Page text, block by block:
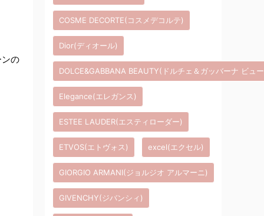
の
COSME DECORTE(コスメデコルテ)
Dior(ディオール)
DOLCE&GABBANA BEAUTY(ドルチェ＆ガッバーナ ビュ
Elegance(エレガンス)
ESTEE LAUDER(エスティローダー)
ETVOS(エトヴォス) excel(エクセル)
GIORGIO ARMANI(ジョルジオ アルマーニ)
GIVENCHY(ジバンシィ)